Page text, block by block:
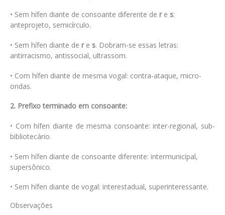
• Sem hífen diante de consoante diferente de re s:
anteprojeto, semicírculo.
• Sem hífen diante de re s. Dobram-se essas letras:
antirracismo, antissocial, ultrassom.
• Com hífen diante de mesma vogal: contra-ataque, micro-
ondas.
2. Prefixo terminado em consoante:
• Com hífen diante de mesma consoante: inter-regional, sub-
bibliotecário.
• Sem hífen diante de consoante diferente: intermunicipal,
supersônico.
• Sem hífen diante de vogal: interestadual, superinteressante.
Observações